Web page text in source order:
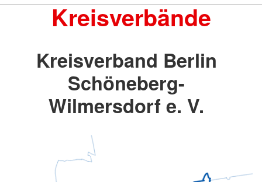
Kreisverbände
Kreisverband Berlin
Schöneberg-
Wilmersdorf e. V.